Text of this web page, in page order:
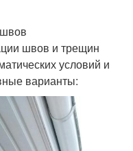
швов и трещин
условий и
варианты: